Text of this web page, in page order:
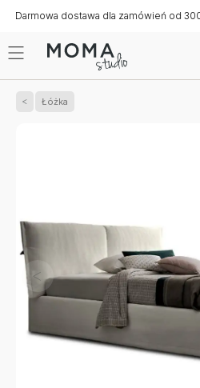
dostawa dla zamówień od 300 zł
Łóżka